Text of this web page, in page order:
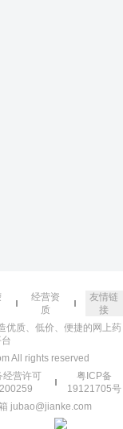
经营资
质
友情链
接
优质、低价、便捷的网上药
All rights reserved
经营许可
粤ICP备
19121705号
jubao@jianke.com